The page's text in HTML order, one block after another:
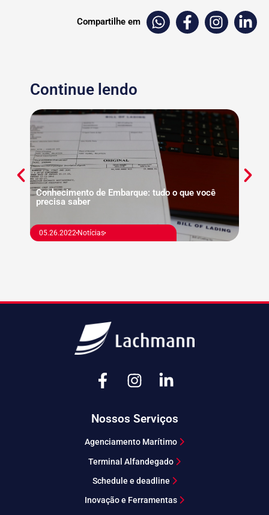
Compartilhe em
Continue lendo
Conhecimento de Embarque: tudo o que você
precisa saber
05.26.2022 Notícias
Porto
Nossos Serviços
Agenciamento Marítimo
Terminal Alfandegado
Schedule e deadline
Inovação e Ferramentas